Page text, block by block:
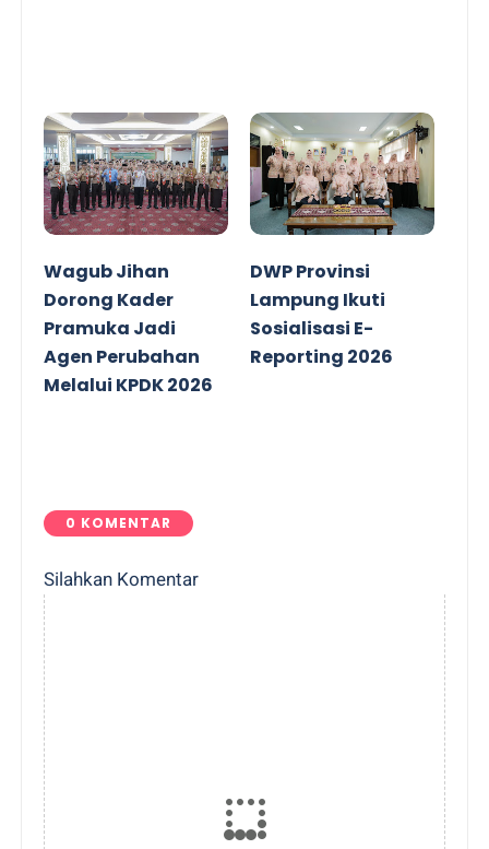
Wagub Jihan
Dorong Kader
Pramuka Jadi
Agen Perubahan
Melalui KPDK 2026
DWP Provinsi
Lampung Ikuti
Sosialisasi E-
Reporting 2026
0 KOMENTAR
Silahkan Komentar